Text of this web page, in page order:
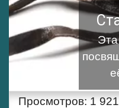
Эта
Просмотров: 1 921